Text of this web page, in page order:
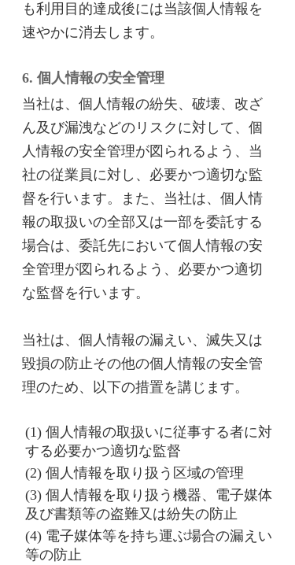
も利用目的達成後には当該個人情報を
速やかに消去します。
6. 個人情報の安全管理
当社は、個人情報の紛失、破壊、改ざ
ん及び漏洩などのリスクに対して、個
人情報の安全管理が図られるよう、当
社の従業員に対し、必要かつ適切な監
督を行います。また、当社は、個人情
報の取扱いの全部又は一部を委託する
場合は、委託先において個人情報の安
全管理が図られるよう、必要かつ適切
な監督を行います。
当社は、個人情報の漏えい、滅失又は
毀損の防止その他の個人情報の安全管
理のため、以下の措置を講じます。
(1) 個人情報の取扱いに従事する者に対
する必要かつ適切な監督
(2) 個人情報を取り扱う区域の管理
(3) 個人情報を取り扱う機器、電子媒体
及び書類等の盗難又は紛失の防止
(4) 電子媒体等を持ち運ぶ場合の漏えい
等の防止